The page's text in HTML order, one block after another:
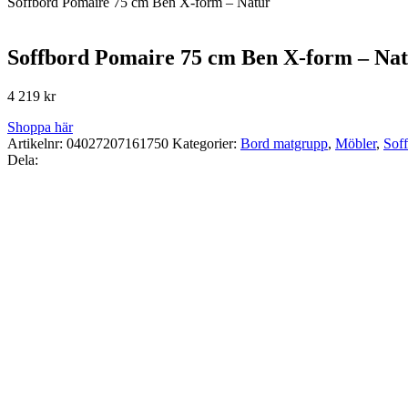
Soffbord Pomaire 75 cm Ben X-form –
4 219 kr
Shoppa här
Artikelnr: 04027207161750 Kategorier: Bord matgrupp, Möbler,
Dela: